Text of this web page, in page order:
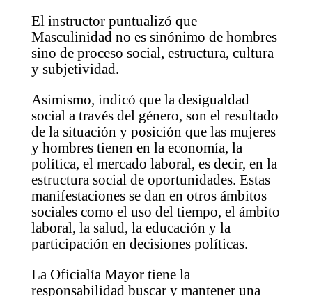
El instructor puntualizó que
Masculinidad no es sinónimo de hombres
sino de proceso social, estructura, cultura
y subjetividad.
Asimismo, indicó que la desigualdad
social a través del género, son el resultado
de la situación y posición que las mujeres
y hombres tienen en la economía, la
política, el mercado laboral, es decir, en la
estructura social de oportunidades. Estas
manifestaciones se dan en otros ámbitos
sociales como el uso del tiempo, el ámbito
laboral, la salud, la educación y la
participación en decisiones políticas.
La Oficialía Mayor tiene la
responsabilidad buscar y mantener una